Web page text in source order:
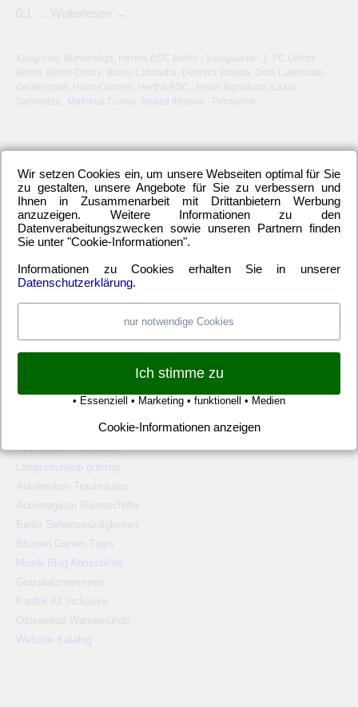
0:1 … Weiterlesen →
Kategorien: Bundesliga Hertha BSC Berlin | Schlagwörter:
1. FC Union
Berlin
Berlin-Derby Bruno Labbadia Dedryck Boyata Dodi Lukebakio
Geisterspiel
Harm Osmers Hertha BSC Jessic Ngankam Lazar
Samardzic
Matheus Cunha Vedad Ibisevic Permalink
LETZTE HERTHA-ARTIKEL
Einwechselspieler Marten Winkler erlöst Berliner
Neuzugang Josip Brekalo mit Doppelpack
Hertha BSC kam unter die Räder
Alle 6-Punkte-Spiele gewinnen und aufsteigen
Hertha-Verteidigung stand offen wie ein Scheunentor
WEBSITE TIPPS
Pauschalreisen günstig
Alien Ufos Untertassen
Langzeiturlaub günstig
Autolexikon Traumautos
Automagazin Raumschiffe
Berlin Sehenswürdigkeiten
Blumen Garten Tipps
Musik Blog Abrissbirne
Grasplatzmemmen
Karibik All Inclusive
Ostseebad Warnemünde
Website Katalog
Wir setzen Cookies ein, um unsere Webseiten optimal für Sie
zu gestalten, unsere Angebote für Sie zu verbessern und
Ihnen in Zusammenarbeit mit Drittanbietern Werbung
anzuzeigen. Weitere Informationen zu den
Datenverabeitungszwecken sowie unseren Partnern finden
Sie unter "Cookie-Informationen".
Informationen zu Cookies erhalten Sie in unserer
Datenschutzerklärung.
nur notwendige Cookies
Ich stimme zu
• Essenziell • Marketing • funktionell • Medien
Cookie-Informationen anzeigen